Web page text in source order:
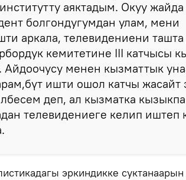
аяктадым. Окуу жайда
болгондугумдан улам, мени
аркала, телевидениени ташта
кемитетине III катчысы
менен кызматтык
ишти ошол катчы жасайт
деп, ал кызматка
телевидениеге келип иштеп
эркиндикке